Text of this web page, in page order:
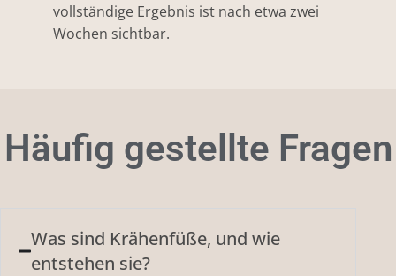
vollständige Ergebnis ist nach etwa zwei
Wochen sichtbar.
Häufig gestellte Fragen
Was sind Krähenfüße, und wie
entstehen sie?